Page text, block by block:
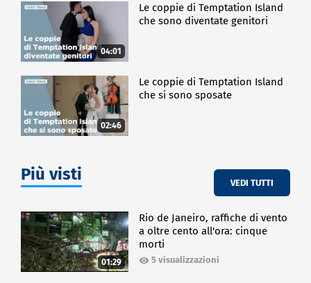
04:01
Le coppie di Temptation Island
che sono diventate genitori
02:46
Le coppie di Temptation Island
che si sono sposate
Più visti VEDI TUTTI
01:29
Rio de Janeiro, raffiche di vento
a oltre cento all'ora: cinque
morti
5 visualizzazioni